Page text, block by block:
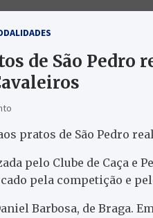
de São Pedro
pratos de São Pedro
pelo Clube de Caça e
pela competição e
Barbosa, de Braga.